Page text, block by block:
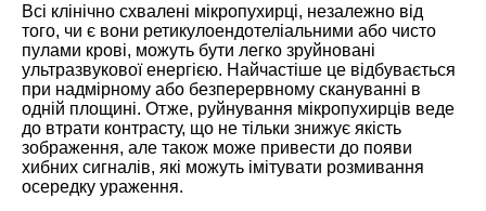
Всі клінічно схвалені мікропухирці, незалежно від
того, чи є вони ретикулоендотеліальними або чисто
пулами крові, можуть бути легко зруйновані
ультразвукової енергією. Найчастіше це відбувається
при надмірному або безперервному скануванні в
одній площині. Отже, руйнування мікропухирців веде
до втрати контрасту, що не тільки знижує якість
зображення, але також може привести до появи
хибних сигналів, які можуть імітувати розмивання
осередку ураження.